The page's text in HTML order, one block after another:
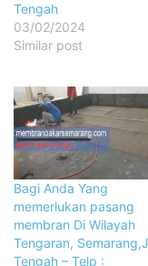
Tengah
03/02/2024
Similar post
Bagi Anda Yang
memerlukan pasang
membran Di Wilayah
Tengaran,
Tengah – Telp :